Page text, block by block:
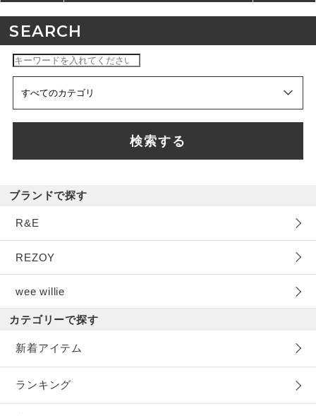
SEARCH
検索する
ブランドで探す
R&E
REZOY
wee willie
カテゴリーで探す
新着アイテム
ランキング